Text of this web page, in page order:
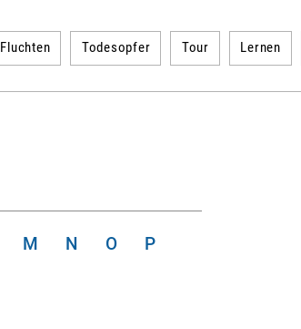
Fluchten Todesopfer Tour Lernen
M N O
P